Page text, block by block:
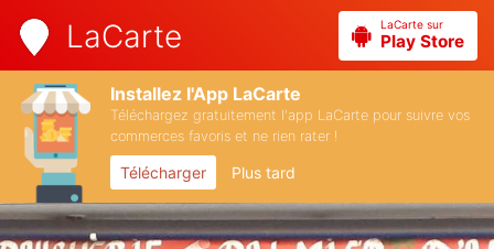
LaCarte LaCarte sur
Play Store
Installez l'App LaCarte
Téléchargez gratuitement l'app LaCarte pour suivre vos
commerces favoris et ne rien rater !
Télécharger Plus tard